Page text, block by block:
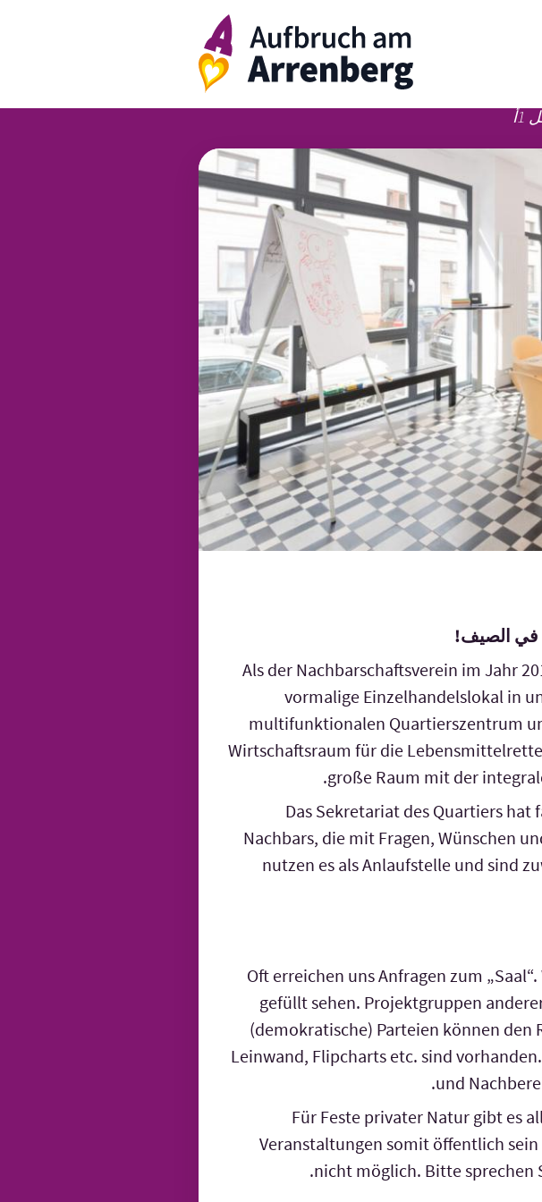
ArrenbergApp
في الصيف!
Als der Nachbarschaftsverein im Jahr
vormalige Einzelhandelslokal in
multifunktionalen Quartierszentrum
Wirtschaftsraum für die
große Raum mit der
Das Sekretariat des Quartiers
Nachbars, die mit Fragen, Wünschen
nutzen es als Anlaufstelle und sind
Oft erreichen uns Anfragen zum
gefüllt sehen. Projektgruppen
(demokratische) Parteien können
Leinwand, Flipcharts etc. sind
und
Für Feste privater Natur gibt es
Veranstaltungen somit öffentlich
nicht möglich. Bitte sprechen